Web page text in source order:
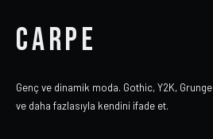
CARPE
Genç ve dinamik moda. Gothic, Y2K, Grunge
ve daha fazlasıyla kendini ifade et.